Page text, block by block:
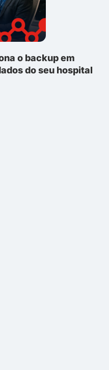
o backup em
do seu hospital